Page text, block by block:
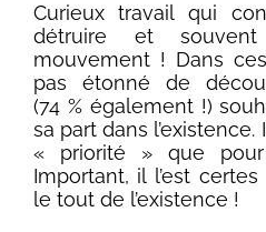
Curieux travail qui
détruire et
mouvement ! Dans
pas étonné de
(74 % également !)
sa part dans
« priorité » que pour
Important, il l’est
le tout de l’existence !